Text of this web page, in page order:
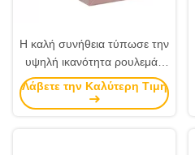
Η καλή συνήθεια τύπωσε την
υψηλή ικανότητα ρουλεμάν
τσαντών εγγράφου με τη
λαβή βαμβακιού
Λάβετε την Καλύτερη Τιμή